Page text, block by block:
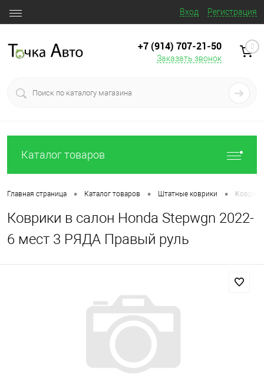
Вход Регистрация
+7 (914) 707‒21‒50
Заказать звонок
0
Каталог товаров
Главная страница • Каталог товаров • Штатные коврики •
Коврики в салон Honda Stepwgn 2022-
6 мест 3 РЯДА Правый руль